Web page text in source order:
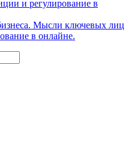
Мысли ключевых лиц
в онлайне.